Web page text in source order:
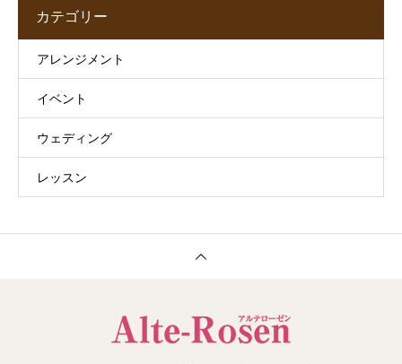
カテゴリー
アレンジメント
イベント
ウェディング
レッスン